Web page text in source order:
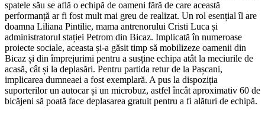
spatele său se află o echipă de oameni fără de care această
performanță ar fi fost mult mai greu de realizat. Un rol esențial îl are
doamna Liliana Pintilie, mama antrenorului Cristi Luca și
administratorul stației Petrom din Bicaz. Implicată în numeroase
proiecte sociale, aceasta și-a găsit timp să mobilizeze oamenii din
Bicaz și din împrejurimi pentru a susține echipa atât la meciurile de
acasă, cât și la deplasări. Pentru partida retur de la Pașcani,
implicarea dumneaei a fost exemplară. A pus la dispoziția
suporterilor un autocar și un microbuz, astfel încât aproximativ 60 de
bicăjeni să poată face deplasarea gratuit pentru a fi alături de echipă.